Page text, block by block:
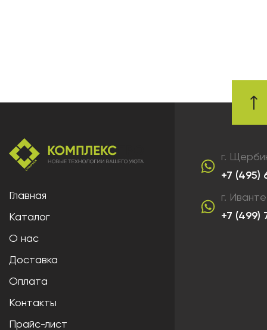
Главная
Каталог
О нас
Доставка
Оплата
Контакты
Прайс-лист
г.
+7 (495)
г.
+7 (499)